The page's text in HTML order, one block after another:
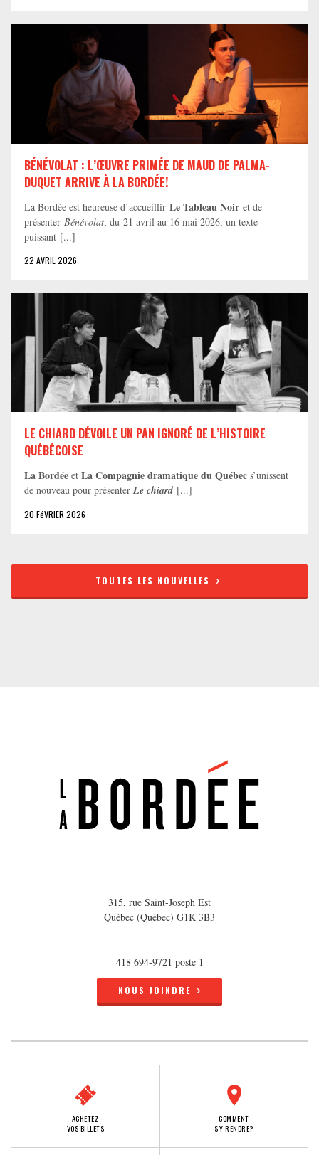
BÉNÉVOLAT : L’ŒUVRE PRIMÉE DE MAUD DE PALMA-
DUQUET ARRIVE À LA BORDÉE!
La Bordée est heureuse d’accueillir Le Tableau Noir et de
présenter Bénévolat, du 21 avril au 16 mai 2026, un texte
puissant [...]
22 AVRIL 2026
LE CHIARD DÉVOILE UN PAN IGNORÉ DE L’HISTOIRE
QUÉBÉCOISE
La Bordée et La Compagnie dramatique du Québec s’unissent
de nouveau pour présenter Le chiard [...]
20 FéVRIER 2026
TOUTES LES NOUVELLES
315, rue Saint-Joseph Est
Québec (Québec) G1K 3B3
418 694-9721 poste 1
NOUS JOINDRE
ACHETEZ
VOS BILLETS
COMMENT
S'Y RENDRE?